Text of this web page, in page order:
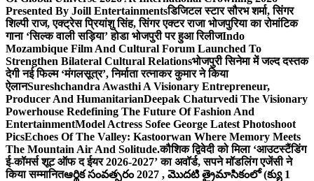
Presented By Joill Entertainmentsडिजिटल स्टार सौरभ शर्मा, सिंगर
शिल्पी राज, एक्ट्रेस प्रियांशु सिंह, सिंगर एक्टर राजा भोजपुरिया का रोमांटिक
गाना ‘सिल्क वाली सड़िया’ होडा भोजपुरी पर हुआ रिलीजIndo
Mozambique Film And Cultural Forum Launched To
Strengthen Bilateral Cultural Relationsभोजपुरी सिनेमा में जल्द दस्तक
देगी नई फिल्म ‘मंगलसूत्र’, निर्माता रत्नाकर कुमार ने किया
ऐलानSureshchandra Awasthi A Visionary Entrepreneur,
Producer And HumanitarianDeepak Chaturvedi The Visionary
Powerhouse Redefining The Future Of Fashion And
EntertainmentModel Actress Sofee George Latest Photoshoot
PicsEchoes Of The Valley: Kastoorwan Where Memory Meets
The Mountain Air And Solitude.कौशिक द्विवेदी को मिला ‘आउटस्टैंडिंग
ई-कॉमर्स शूट ऑफ द ईयर 2026-2027’ का अवॉर्ड, सपने मॉडलिंग एजेंसी ने
किया सम्मानितఆర్థిక సంవత్సరం 2027 , మొదటి త్రైమాసికంలో (క్యు 1